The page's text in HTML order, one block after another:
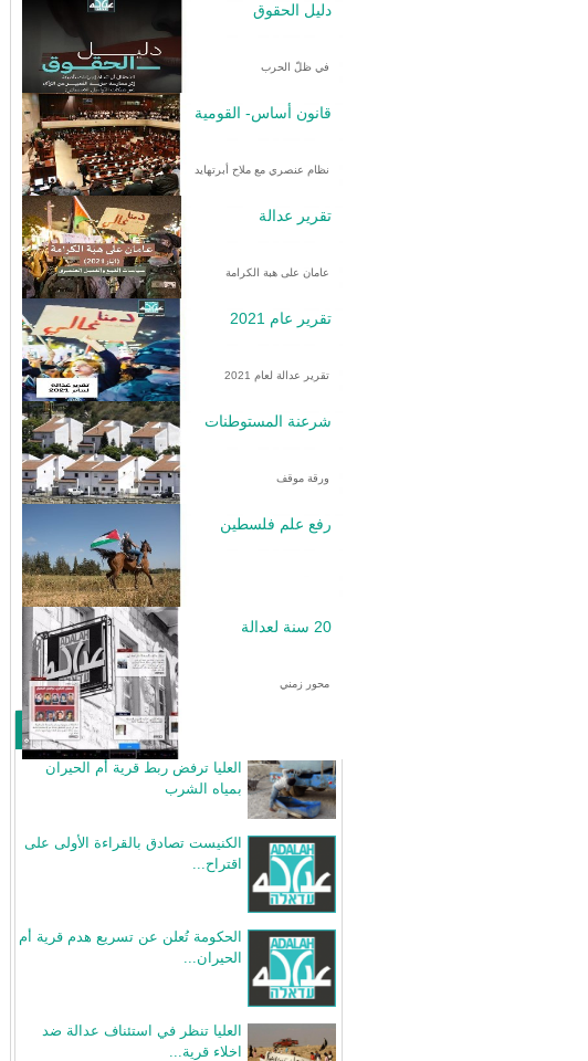
دليل الحقوق
في ظلّ الحرب
قانون أساس- القومية
نظام عنصري مع ملاح أبرتهايد
تقرير عدالة
عامان على هبة الكرامة
تقرير عام 2021
تقرير عدالة لعام 2021
شرعنة المستوطنات
ورقة موقف
رفع علم فلسطين
20 سنة لعدالة
محور زمني
بيانات صحفية متعلقة
العليا ترفض ربط قرية أم الحيران
بمياه الشرب
الكنيست تصادق بالقراءة الأولى على
اقتراح...
الحكومة تُعلن عن تسريع هدم قرية أم
الحيران...
العليا تنظر في استئناف عدالة ضد
اخلاء قرية...